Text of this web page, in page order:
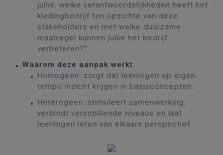
jullie, welke verantwoordelijkheden heeft het
kledingbedrijf ten opzichte van deze
stakeholders en met welke duurzame
maatregel kunnen jullie het bedrijf
verbeteren?"
Waarom deze aanpak werkt:
Homogeen: zorgt dat leerlingen op eigen
tempo inzicht krijgen in basisconcepten.
Heterogeen: stimuleert samenwerking,
verbindt verschillende niveaus en laat
leerlingen leren van elkaars perspectief.